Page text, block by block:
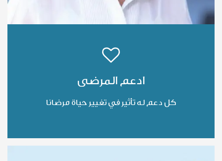
ادعم المرضى
كل دعم له تأثير في تغيير حياة مرضانا